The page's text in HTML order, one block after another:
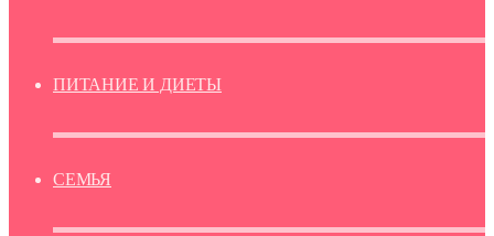
ПИТАНИЕ И ДИЕТЫ
СЕМЬЯ